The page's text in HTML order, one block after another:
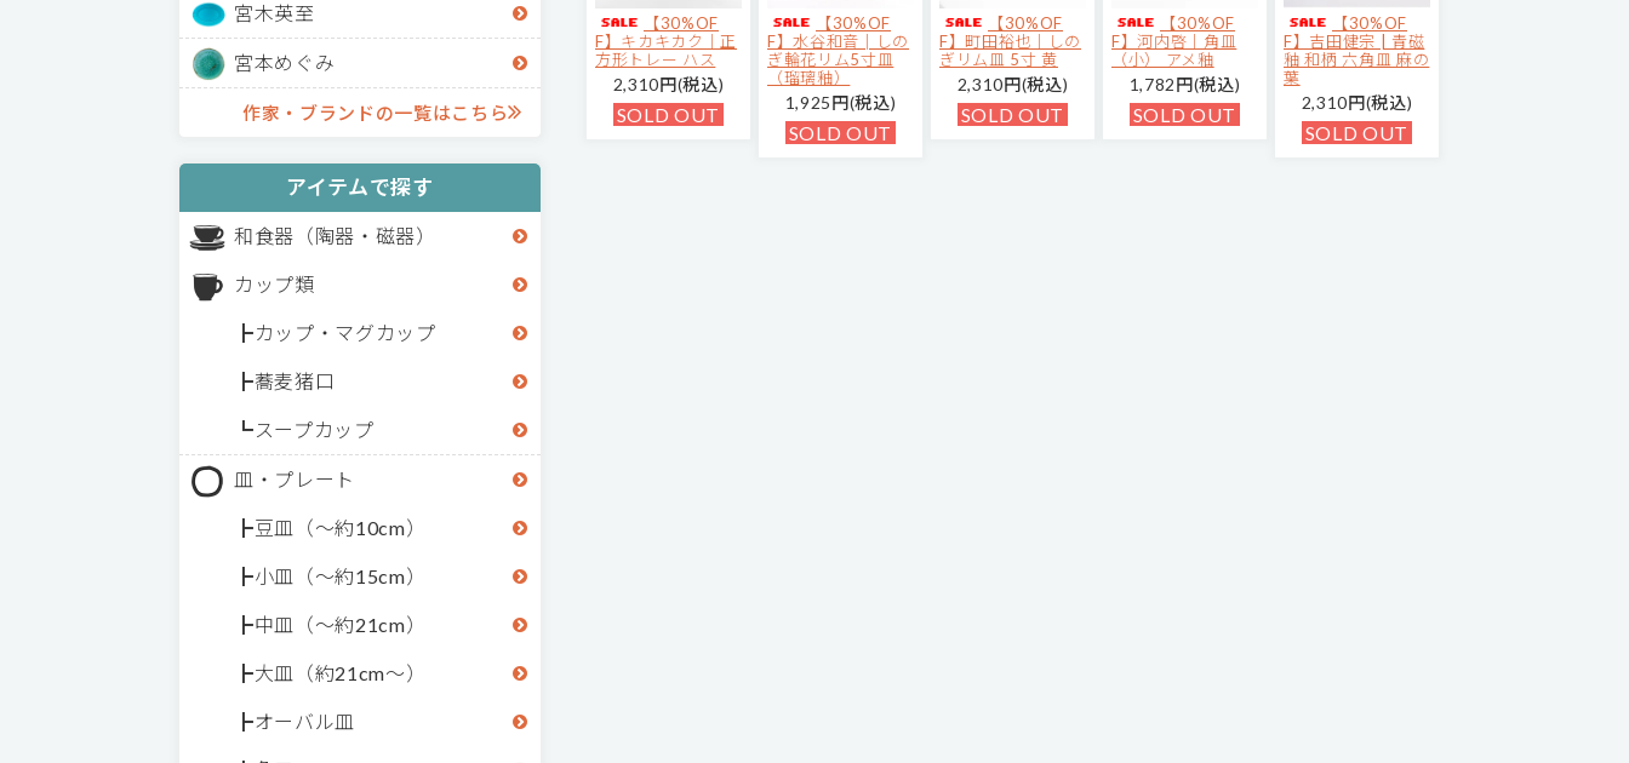
宮木英至
宮本めぐみ
作家・ブランドの一覧はこちら
アイテムで探す
和食器（陶器・磁器）
カップ類
カップ・マグカップ
蕎麦猪口
スープカップ
皿・プレート
豆皿（～約10cm）
小皿（～約15cm）
中皿（～約21cm）
大皿（約21cm～）
オーバル皿
【30%OF
F】キカキカク｜正
方形トレー ハス
2,310円(税込)
SOLD OUT
【30%OF
F】水谷和音│しの
ぎ輪花リム5寸皿
（瑠璃釉）
1,925円(税込)
SOLD OUT
【30%OF
F】町田裕也｜しの
ぎリム皿 5寸 黄
2,310円(税込)
SOLD OUT
【30%OF
F】河内啓｜角皿
（小） アメ釉
1,782円(税込)
SOLD OUT
【30%OF
F】吉田健宗 | 青磁
釉 和柄 六角皿 麻の
葉
2,310円(税込)
SOLD OUT